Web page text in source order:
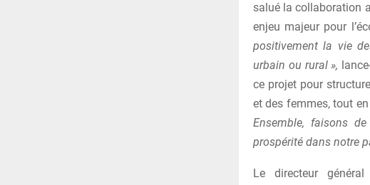
salué la collaboration
enjeu majeur pour
positivement la vie
urbain ou rural »,
ce projet pour
et des femmes, tout
Ensemble, faisons
prospérité dans notre
Le directeur